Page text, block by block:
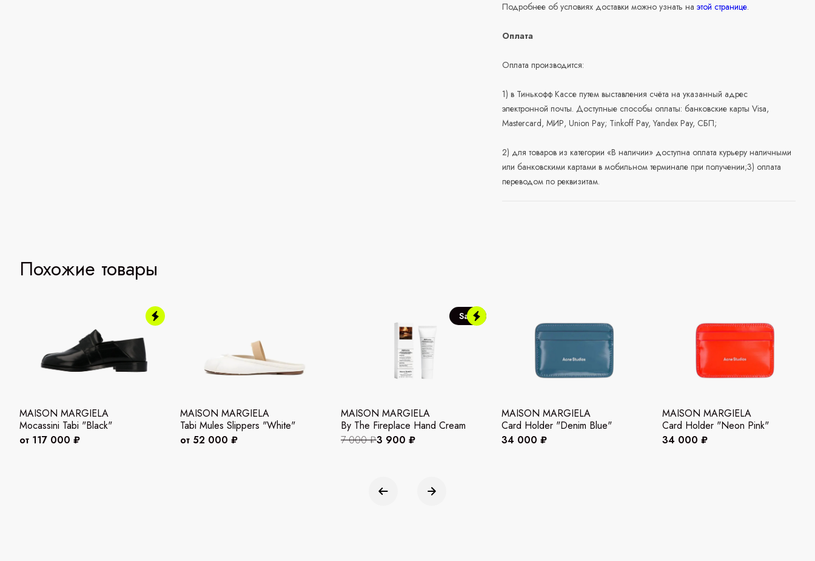
Подробнее об условиях доставки можно узнать наэтой странице.
Оплата
Оплата производится:
1) в Тинькофф Кассе путем выставления счёта на указанный адрес
электронной почты. Доступные способы оплаты: банковские карты Visa,
Mastercard, МИР, Union Pay; Tinkoff Pay, Yandex Pay, СБП;
2) для товаров из категории «В наличии» доступна оплата курьеру наличными
или банковскими картами в мобильном терминале при получении;3) оплата
переводом по реквизитам.
Похожие товары
MAISON MARGIELA
Mocassini Tabi "Black"
от 117 000 ₽
MAISON MARGIELA
Tabi Mules Slippers "White"
от 52 000 ₽
Sale
MAISON MARGIELA
By The Fireplace Hand Cream
7 000 ₽3 900 ₽
MAISON MARGIELA
Card Holder "Denim Blue"
34 000 ₽
MAISON MARGIELA
Card Holder "Neon Pink"
34 000 ₽